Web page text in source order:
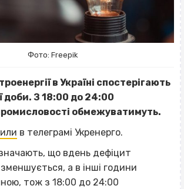
Фото: Freepik
в Україні спостерігають
доби. З 18:00 до 24:00
обмежуватимуть.
в телеграмі Укренерго.
що вдень дефіцит
зменшується, а в інші години
тож з 18:00 до 24:00